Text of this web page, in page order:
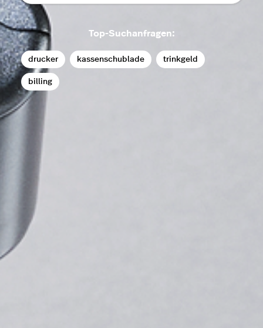
Top-Suchanfragen:
drucker kassenschublade trinkgeld
billing